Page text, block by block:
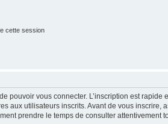
cette session
pouvoir vous connecter. L’inscription est
aux utilisateurs inscrits. Avant de vous inscrire,
prendre le temps de consulter attentivement